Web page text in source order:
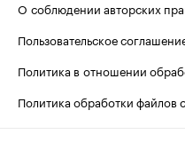
О соблюдении авторских
Пользовательское
Политика в отношении
Политика обработки файлов